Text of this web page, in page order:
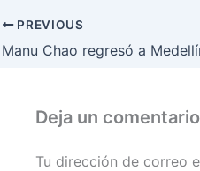
PREVIOUS
Manu Chao regresó a
Deja un comentario
Tu dirección de correo